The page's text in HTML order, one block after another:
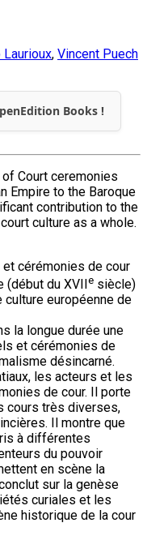
Laurioux, Vincent Puech
Books !
Court ceremonies
Empire to the Baroque
contribution to the
culture as a whole.
cérémonies de cour
(début du XVIIe siècle)
culture européenne de
la longue durée une
et cérémonies de
désincarné.
les acteurs et les
de cour. Il porte
cours très diverses,
Il montre que
à différentes
du pouvoir
en scène la
sur la genèse
curiales et les
historique de la cour